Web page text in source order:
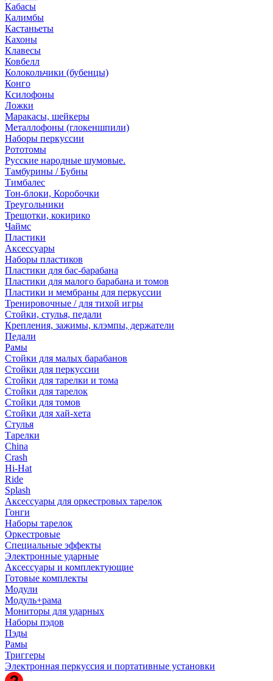
Кабасы
Калимбы
Кастаньеты
Кахоны
Клавесы
Ковбелл
Колокольчики (бубенцы)
Конго
Ксилофоны
Ложки
Маракасы, шейкеры
Металлофоны (глокеншпили)
Наборы перкуссии
Рототомы
Русские народные шумовые.
Тамбурины / Бубны
Тимбалес
Тон-блоки, Коробочки
Треугольники
Трещотки, кокирико
Чаймс
Пластики
Аксессуары
Наборы пластиков
Пластики для бас-барабана
Пластики для малого барабана и томов
Пластики и мембраны для перкуссии
Тренировочные / для тихой игры
Стойки, стулья, педали
Крепления, зажимы, клэмпы, держатели
Педали
Рамы
Стойки для малых барабанов
Стойки для перкуссии
Стойки для тарелки и тома
Стойки для тарелок
Стойки для томов
Стойки для хай-хета
Стулья
Тарелки
China
Crash
Hi-Hat
Ride
Splash
Аксессуары для оркестровых тарелок
Гонги
Наборы тарелок
Оркестровые
Специальные эффекты
Электронные ударные
Аксессуары и комплектующие
Готовые комплекты
Модули
Модуль+рама
Мониторы для ударных
Наборы пэдов
Пэды
Рамы
Триггеры
Электронная перкуссия и портативные установки